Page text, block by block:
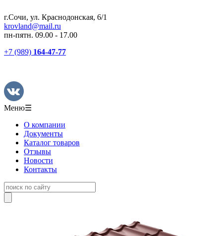
г.Сочи, ул. Краснодонская, 6/1
krovland@mail.ru
пн-пятн. 09.00 - 17.00
+7 (989) 164-47-77
Меню☰
О компании
Документы
Каталог товаров
Отзывы
Новости
Контакты